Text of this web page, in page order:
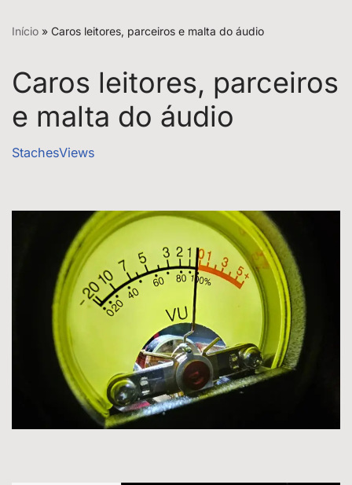
Início » Caros leitores, parceiros e malta do áudio
Caros leitores, parceiros
e malta do áudio
StachesViews